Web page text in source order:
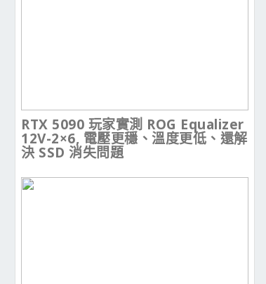
RTX 5090 玩家實測 ROG Equalizer
12V-2×6, 電壓更穩、溫度更低、還解
決 SSD 消失問題